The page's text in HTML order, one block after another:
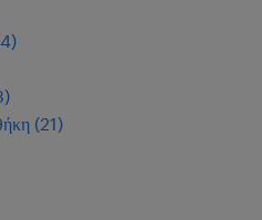
)
)
(21)